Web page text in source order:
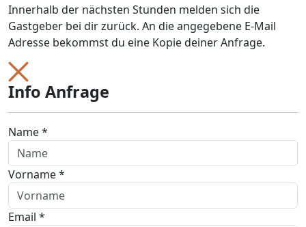
Innerhalb der nächsten Stunden melden sich die
Gastgeber bei dir zurück. An die angegebene E-Mail
Adresse bekommst du eine Kopie deiner Anfrage.
Info Anfrage
Name *
Vorname *
Email *